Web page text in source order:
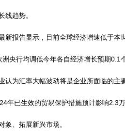
线趋势。
报告显示，目前全球经济增速低于本
央行均调低今年各自经济增长预期0.1
为汇率大幅波动将是企业所面临的主
年已生效的贸易保护措施预计影响2.3
、拓展新兴市场。